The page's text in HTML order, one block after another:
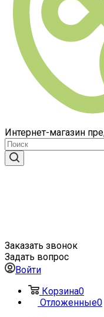
Интернет-магазин
Заказать звонок
Задать вопрос
Войти
Корзина0
Отложенные0